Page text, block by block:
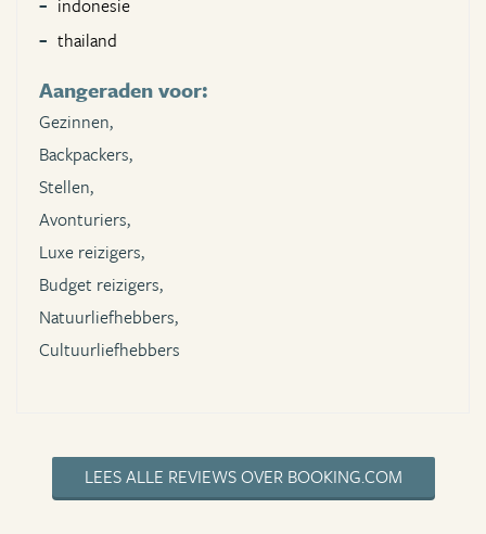
indonesie
thailand
Aangeraden voor:
Gezinnen,
Backpackers,
Stellen,
Avonturiers,
Luxe reizigers,
Budget reizigers,
Natuurliefhebbers,
Cultuurliefhebbers
LEES ALLE REVIEWS OVER BOOKING.COM